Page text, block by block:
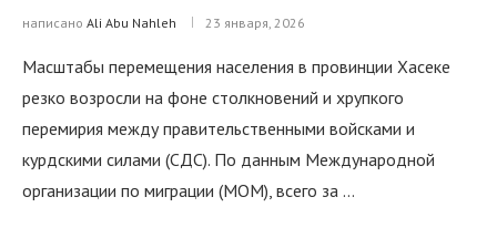
написано Ali Abu Nahleh 23 января, 2026
Масштабы перемещения населения в провинции Хасеке
резко возросли на фоне столкновений и хрупкого
перемирия между правительственными войсками и
курдскими силами (СДС). По данным Международной
организации по миграции (МОМ), всего за …